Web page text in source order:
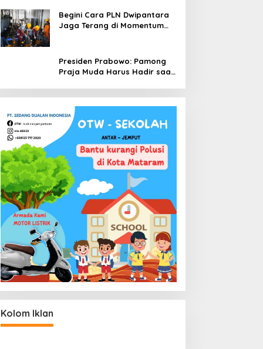
Begini Cara PLN Dwipantara
Jaga Terang di Momentum
Presiden Prabowo: Pamong
Praja Muda Harus Hadir saat
Kolom Iklan